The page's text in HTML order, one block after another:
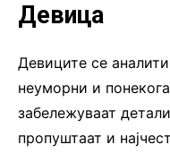
Девица
Девиците се
неуморни и
забележуваат
пропуштаат и